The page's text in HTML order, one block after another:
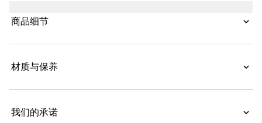
商品细节
材质与保养
我们的承诺